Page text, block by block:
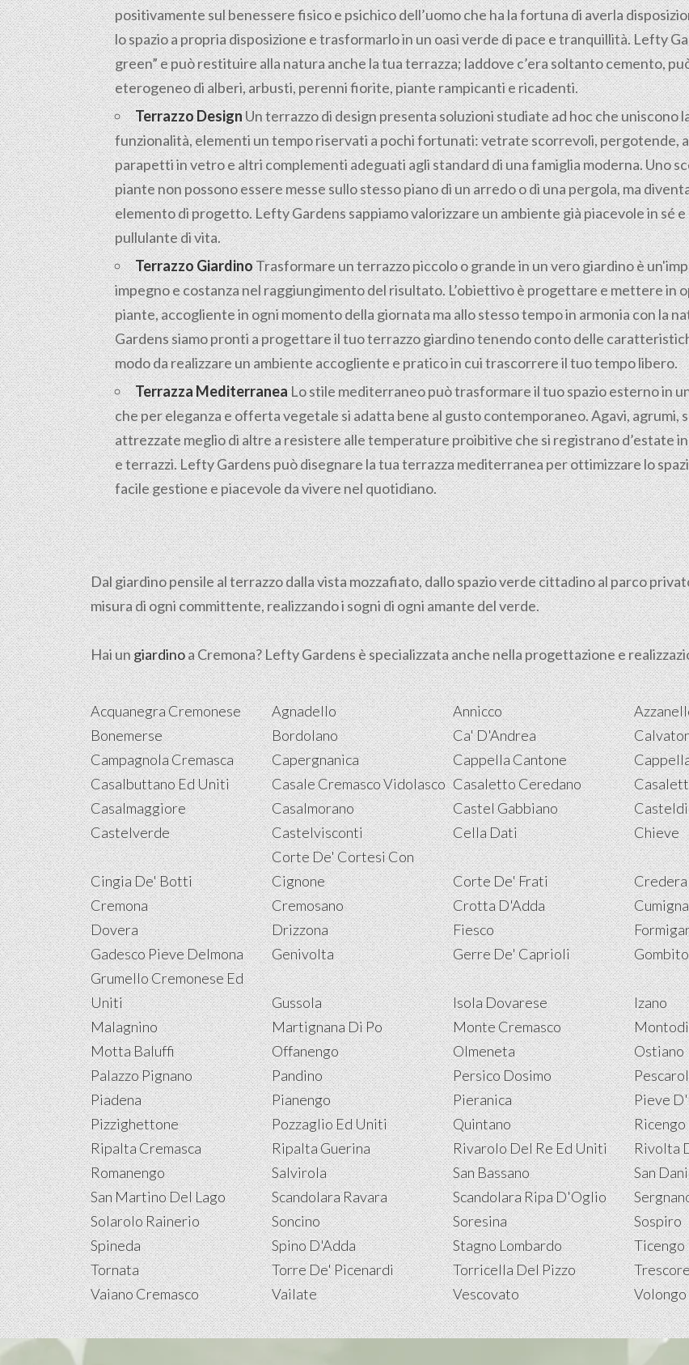
positivamente sul benessere fisico e psichico dell’uomo che ha la fortuna di averla
lo spazio a propria disposizione e trasformarlo in un oasi verde di pace e tranquillità. Lefty
green” e può restituire alla natura anche la tua terrazza; laddove c’era soltanto cemento,
eterogeneo di alberi, arbusti, perenni fiorite, piante rampicanti e ricadenti.
Terrazzo DesignUn terrazzo di design presenta soluzioni studiate ad hoc che uniscono
funzionalità, elementi un tempo riservati a pochi fortunati: vetrate scorrevoli, pergotende,
parapetti in vetro e altri complementi adeguati agli standard di una famiglia moderna. Uno
piante non possono essere messe sullo stesso piano di un arredo o di una pergola, ma
elemento di progetto. Lefty Gardens sappiamo valorizzare un ambiente già piacevole in sé
pullulante di vita.
Terrazzo GiardinoTrasformare un terrazzo piccolo o grande in un vero giardino è
impegno e costanza nel raggiungimento del risultato. L’obiettivo è progettare e mettere in
piante, accogliente in ogni momento della giornata ma allo stesso tempo in armonia con la
Gardens siamo pronti a progettare il tuo terrazzo giardino tenendo conto delle
modo da realizzare un ambiente accogliente e pratico in cui trascorrere il tuo tempo libero.
Terrazza MediterraneaLo stile mediterraneo può trasformare il tuo spazio esterno in
che per eleganza e offerta vegetale si adatta bene al gusto contemporaneo. Agavi,
attrezzate meglio di altre a resistere alle temperature proibitive che si registrano d’estate
e terrazzi. Lefty Gardens può disegnare la tua terrazza mediterranea per ottimizzare lo
facile gestione e piacevole da vivere nel quotidiano.
Dal giardino pensile al terrazzo dalla vista mozzafiato, dallo spazio verde cittadino al parco
misura di ogni committente, realizzando i sogni di ogni amante del verde.
Hai ungiardinoa Cremona? Lefty Gardens è specializzata anche nella progettazione e
Acquanegra Cremonese Agnadello Annicco
Bonemerse
Bordolano Ca' D'Andrea
Campagnola Cremasca
Capergnanica Cappella Cantone
Casalbuttano Ed Uniti
Casale Cremasco Vidolasco Casaletto Ceredano
Casalmaggiore
Casalmorano Castel Gabbiano
Castelverde
Castelvisconti Cella Dati Chieve
Cingia De' Botti
Corte De' Cortesi Con
Cignone
Corte De' Frati
Cremona
Cremosano Crotta D'Adda
Dovera
Drizzona Fiesco
Gadesco Pieve Delmona
Genivolta Gerre De' Caprioli Gombito
Grumello Cremonese Ed
Uniti
Gussola Isola Dovarese Izano
Malagnino
Martignana Di Po Monte Cremasco
Motta Baluffi
Offanengo Olmeneta Ostiano
Palazzo Pignano
Pandino Persico Dosimo
Piadena
Pianengo Pieranica Pieve
Pizzighettone
Pozzaglio Ed Uniti Quintano Ricengo
Ripalta Cremasca
Ripalta Guerina Rivarolo Del Re Ed Uniti Rivolta
Romanengo
Salvirola San Bassano San
San Martino Del Lago
Scandolara Ravara Scandolara Ripa D'Oglio
Solarolo Rainerio
Soncino Soresina Sospiro
Spineda
Spino D'Adda Stagno Lombardo Ticengo
Tornata
Torre De' Picenardi Torricella Del Pizzo
Vaiano Cremasco
Vailate Vescovato Volongo